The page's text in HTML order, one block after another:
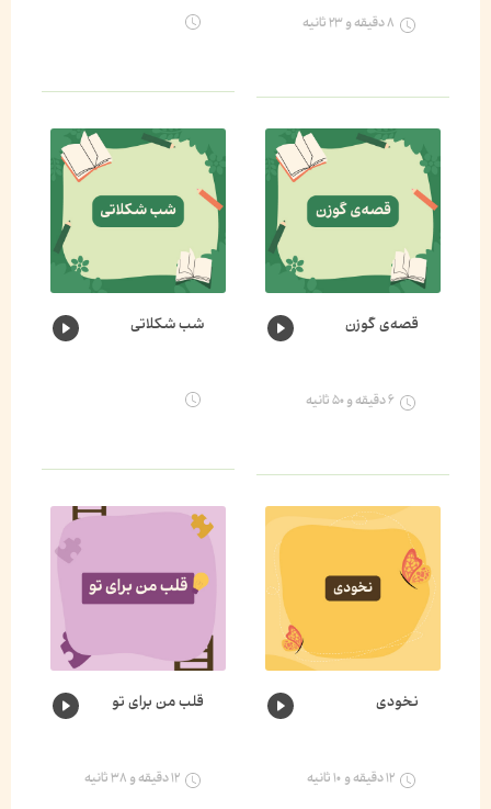
۸ دقیقه و ۲۳ ثانیه
قصه‌ی گوزن
۶ دقیقه و ۵۰ ثانیه
شب شکلاتی
نخودی
۱۲ دقیقه و ۱۰ ثانیه
قلب من برای تو
۱۲ دقیقه و ۳۸ ثانیه